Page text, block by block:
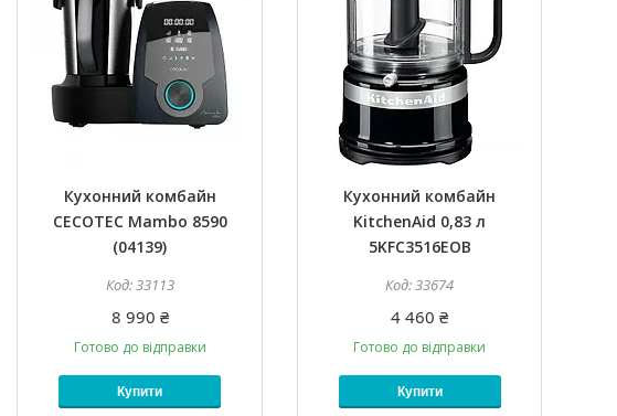
Кухонний комбайн
CECOTEC Mambo 8590
(04139)
33113
8 990 ₴
Готово до відправки
Купити
Кухонний комбайн
KitchenAid 0,83 л
5KFC3516EOB
33674
4 460 ₴
Готово до відправки
Купити